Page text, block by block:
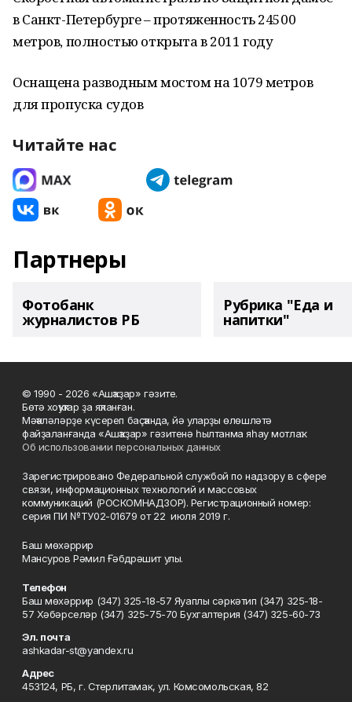
в Санкт-Петербурге – протяженность 24500
метров, полностью открыта в 2011 году
Оснащена разводным мостом на 1079 метров
для пропуска судов
Читайте нас
Партнеры
Фотобанк
журналистов РБ
Рубрика "Еда и
напитки"
© 1990 - 2026 «Ашҡаҙар» гәзите.
Бөтә хоҡуҡтар ҙа яҡланған.
Мәҡәләләрҙе күсереп баҫҡанда, йә уларҙы өлөшләтә
файҙаланғанда «Ашҡаҙар» гәзитенә һылтанма яһау мотлаҡ.
Об использовании персональных данных
Зарегистрировано Федеральной службой по надзору в сфере
связи, информационных технологий и массовых
коммуникаций (РОСКОМНАДЗОР). Регистрационный номер:
серия ПИ №ТУ02-01679 от 22 июля 2019 г.
Баш мөхәррир
Мансуров Рәмил Ғәбдрәшит улы.
Телефон
Баш мөхәррир (347) 325-18-57 Яуаплы сәркәтип (347) 325-18-
57 Хәбәрселәр (347) 325-75-70 Бухгалтерия (347) 325-60-73
Эл. почта
ashkadar-st@yandex.ru
Адрес
453124, РБ, г. Стерлитамак, ул. Комсомольская, 82